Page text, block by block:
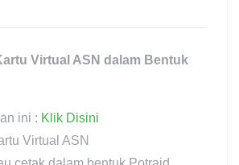
Virtual ASN dalam Bentuk
ini : Klik Disini
Virtual ASN